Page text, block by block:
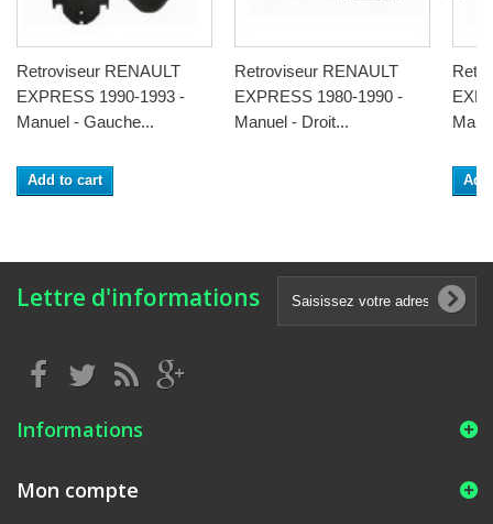
Retroviseur RENAULT
EXPRESS 1990-1993 -
Manuel - Gauche...
Add to cart
Retroviseur RENAULT
EXPRESS 1980-1990 -
Manuel - Droit...
Lettre d'informations
Informations
Mon compte